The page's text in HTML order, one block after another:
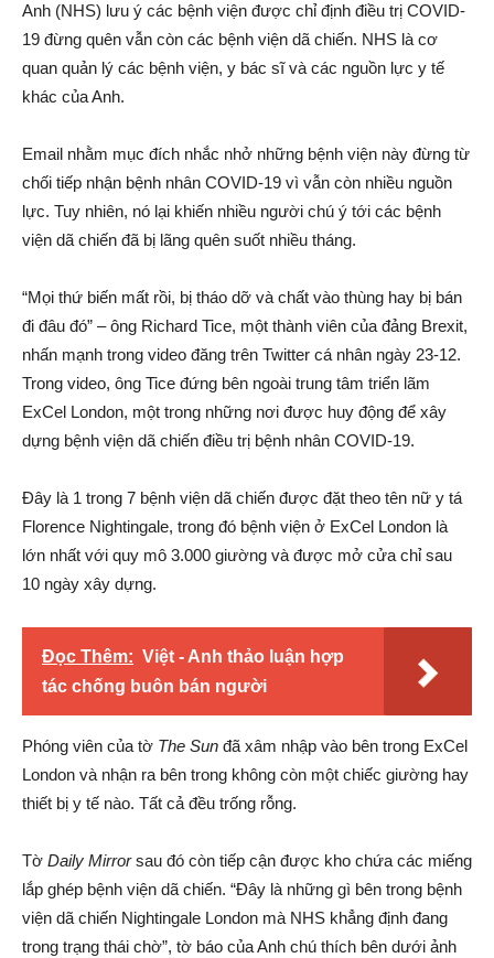
Anh (NHS) lưu ý các bệnh viện được chỉ định điều trị COVID-
19 đừng quên vẫn còn các bệnh viện dã chiến. NHS là cơ
quan quản lý các bệnh viện, y bác sĩ và các nguồn lực y tế
khác của Anh.
Email nhằm mục đích nhắc nhở những bệnh viện này đừng từ
chối tiếp nhận bệnh nhân COVID-19 vì vẫn còn nhiều nguồn
lực. Tuy nhiên, nó lại khiến nhiều người chú ý tới các bệnh
viện dã chiến đã bị lãng quên suốt nhiều tháng.
“Mọi thứ biến mất rồi, bị tháo dỡ và chất vào thùng hay bị bán
đi đâu đó” – ông Richard Tice, một thành viên của đảng Brexit,
nhấn mạnh trong video đăng trên Twitter cá nhân ngày 23-12.
Trong video, ông Tice đứng bên ngoài trung tâm triển lãm
ExCel London, một trong những nơi được huy động để xây
dựng bệnh viện dã chiến điều trị bệnh nhân COVID-19.
Đây là 1 trong 7 bệnh viện dã chiến được đặt theo tên nữ y tá
Florence Nightingale, trong đó bệnh viện ở ExCel London là
lớn nhất với quy mô 3.000 giường và được mở cửa chỉ sau
10 ngày xây dựng.
Đọc Thêm: Việt - Anh thảo luận hợp
tác chống buôn bán người
Phóng viên của tờ The Sun đã xâm nhập vào bên trong ExCel
London và nhận ra bên trong không còn một chiếc giường hay
thiết bị y tế nào. Tất cả đều trống rỗng.
Tờ Daily Mirrorsau đó còn tiếp cận được kho chứa các miếng
lắp ghép bệnh viện dã chiến. “Đây là những gì bên trong bệnh
viện dã chiến Nightingale London mà NHS khẳng định đang
trong trạng thái chờ”, tờ báo của Anh chú thích bên dưới ảnh